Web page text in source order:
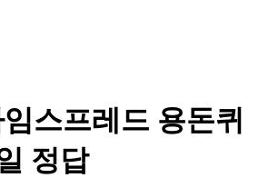
스프레드 용돈퀴
정답